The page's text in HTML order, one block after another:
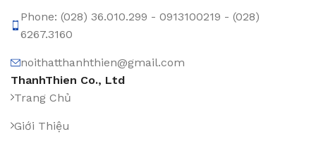
Phone: (028) 36.010.299 - 0913100219 - (028)
6267.3160
noithatthanhthien@gmail.com
ThanhThien Co., Ltd
Trang Chủ
Giới Thiệu